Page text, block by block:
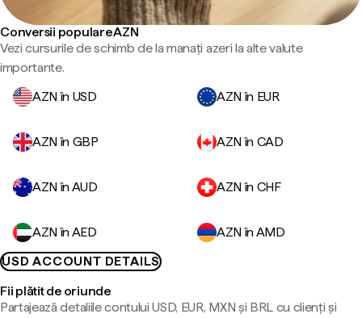
Conversii populare AZN
Vezi cursurile de schimb de la manați azeri la alte valute
importante.
AZN în USD
AZN în EUR
AZN în GBP AZN în CAD
AZN în AUD AZN în CHF
AZN în AED
AZN în AMD
USD ACCOUNT DETAILS
Fii plătit de oriunde
Partajează detaliile contului USD, EUR, MXN și BRL cu clienți și